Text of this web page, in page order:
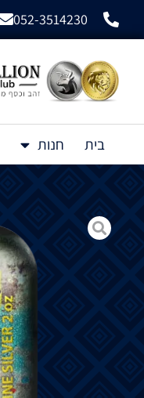
052-3514230
בית חנות